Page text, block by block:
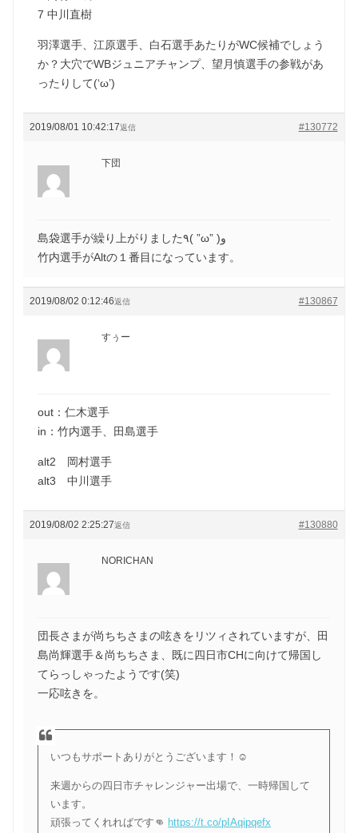
7 中川直樹
羽澤選手、江原選手、白石選手あたりがWC候補でしょう
か？大穴でWBジュニアチャンプ、望月慎選手の参戦があ
ったりして(‘ω’)
2019/08/01 10:42:17 #130772
返信
下団
島袋選手が繰り上がりました٩( ”ω” )و
竹内選手がAltの１番目になっています。
2019/08/02 0:12:46 #130867
返信
すぅー
out：仁木選手
in：竹内選手、田島選手
alt2 岡村選手
alt3 中川選手
2019/08/02 2:25:27 #130880
返信
NORICHAN
団長さまが尚ちちさまの呟きをリツィされていますが、田
島尚輝選手＆尚ちちさま、既に四日市CHに向けて帰国し
てらっしゃったようです(笑)
一応呟きを。
いつもサポートありがとうございます！☺️
来週からの四日市チャレンジャー出場で、一時帰国して
います。
頑張ってくれればです👊 https://t.co/pIAqipqefx